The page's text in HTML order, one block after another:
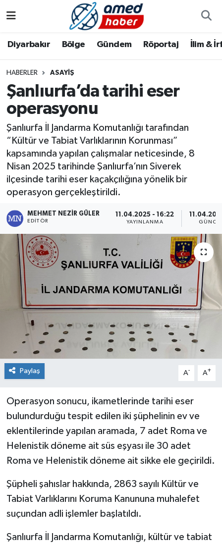
Diyarbakır Bölge Gündem Röportaj İlim &
HABERLER ASAYIŞ
Şanlıurfa’da tarihi eser
operasyonu
Şanlıurfa İl Jandarma Komutanlığı tarafından
“Kültür ve Tabiat Varlıklarının Korunması”
kapsamında yapılan çalışmalar neticesinde, 8
Nisan 2025 tarihinde Şanlıurfa’nın Siverek
ilçesinde tarihi eser kaçakçılığına yönelik bir
operasyon gerçekleştirildi.
MEHMET NEZIR GÜLER
EDITÖR
11.04.2025 - 16:22
YAYINLANMA
Paylaş A- A+
Operasyon sonucu, ikametlerinde tarihi eser
bulundurduğu tespit edilen iki şüphelinin ev ve
eklentilerinde yapılan aramada, 7 adet Roma ve
Helenistik döneme ait süs eşyası ile 30 adet
Roma ve Helenistik döneme ait sikke ele geçirildi.
Şüpheli şahıslar hakkında, 2863 sayılı Kültür ve
Tabiat Varlıklarını Koruma Kanununa muhalefet
suçundan adli işlemler başlatıldı.
Şanlıurfa İl Jandarma Komutanlığı, kültür ve tabiat
Bölge
Röportaj
Foto Galeri
Yazarlar
Aile
Asayiş
Bilim & Teknoloji
Bölge
Dünya
Eğitim
Ekonomi
Genel
Güncel
Gündem
İlim & İrfan
Kültür & Sanat
KURDÎ
Sağlık & Yaşam
Siyaset
Diyarbakır Hava Durumu
Diyarbakır Namaz Vakitleri
Diyarbakır Trafik Yoğunluk Haritası
Süper Lig Puan Durumu ve Fikstür
Tüm Manşetler
Son Dakika Haberleri
Haber Arşivi